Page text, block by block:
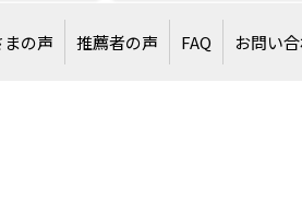
まの声 推薦者の声 FAQ お問い